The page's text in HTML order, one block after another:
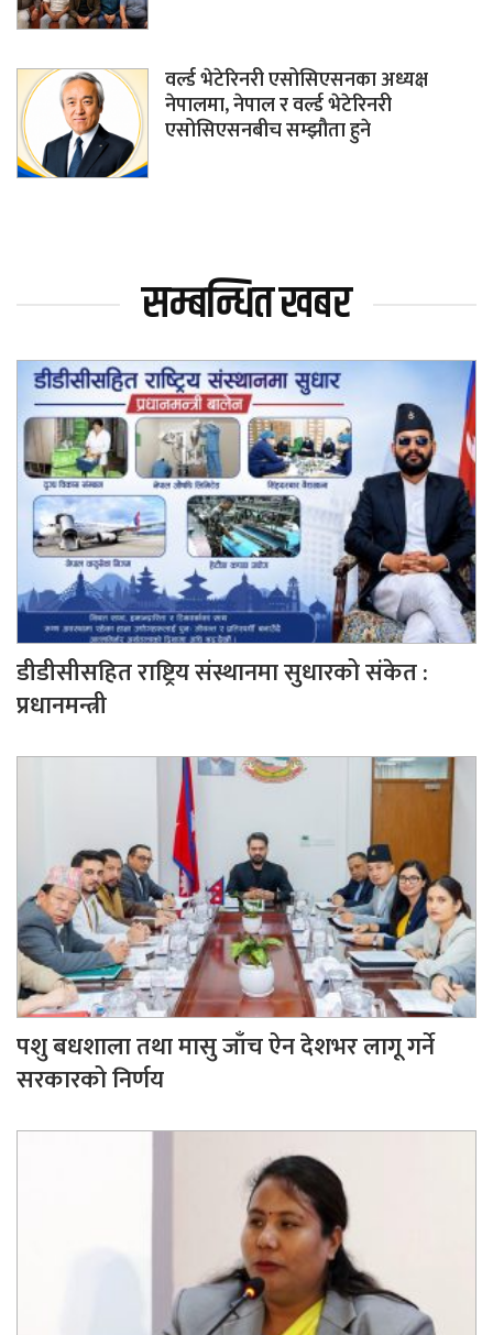
वर्ल्ड भेटेरिनरी एसोसिएसनका अध्यक्ष
नेपालमा, नेपाल र वर्ल्ड भेटेरिनरी
एसोसिएसनबीच सम्झौता हुने
सम्बन्धित खबर
डीडीसीसहित राष्ट्रिय संस्थानमा सुधारको संकेत :
प्रधानमन्त्री
पशु बधशाला तथा मासु जाँच ऐन देशभर लागू गर्ने
सरकारको निर्णय